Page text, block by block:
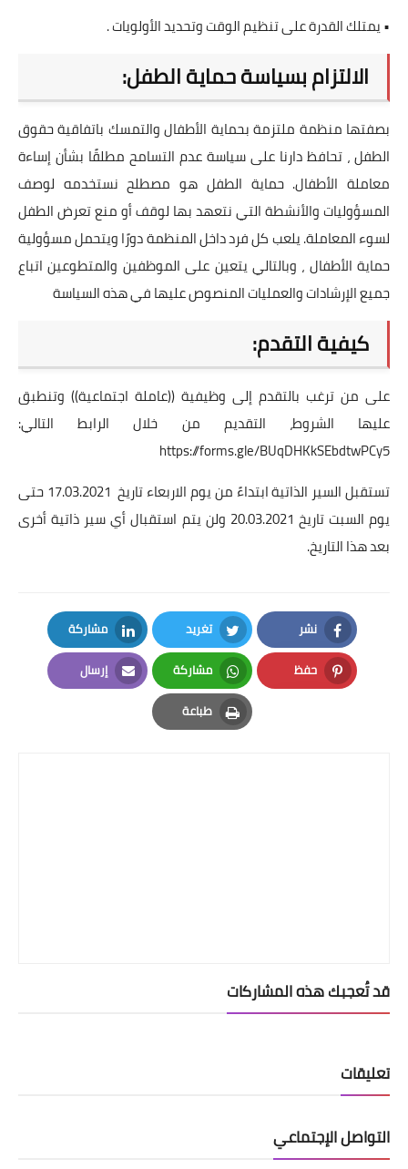
• يمتلك القدرة على تنظيم الوقت وتحديد الأولويات .
الالتزام بسياسة حماية الطفل:
بصفتها منظمة ملتزمة بحماية الأطفال والتمسك باتفاقية حقوق
الطفل ، تحافظ دارنا على سياسة عدم التسامح مطلقًا بشأن إساءة
معاملة الأطفال. حماية الطفل هو مصطلح نستخدمه لوصف
المسؤوليات والأنشطة التي نتعهد بها لوقف أو منع تعرض الطفل
لسوء المعاملة. يلعب كل فرد داخل المنظمة دورًا ويتحمل مسؤولية
حماية الأطفال ، وبالتالي يتعين على الموظفين والمتطوعين اتباع
جميع الإرشادات والعمليات المنصوص عليها في هذه السياسة
كيفية التقدم:
على من ترغب بالتقدم إلى وظيفية ((عاملة اجتماعية)) وتنطبق
عليها الشروط، التقديم من خلال الرابط التالي:
https://forms.gle/BUqDHKkSEbdtwPCy5
تستقبل السير الذاتية ابتداءً من يوم الاربعاء تاريخ 17.03.2021 حتى
يوم السبت تاريخ 20.03.2021 ولن يتم استقبال أي سير ذاتية أخرى
بعد هذا التاريخ.
نشر
Facebook
تغريد
Twitter
مشاركة
LinkedIn
حفظ
Pinterest
مشاركة
Whatsapp
إرسال
Email
طباعة
Print
قد تُعجبك هذه المشاركات
تعليقات
التواصل الإجتماعي